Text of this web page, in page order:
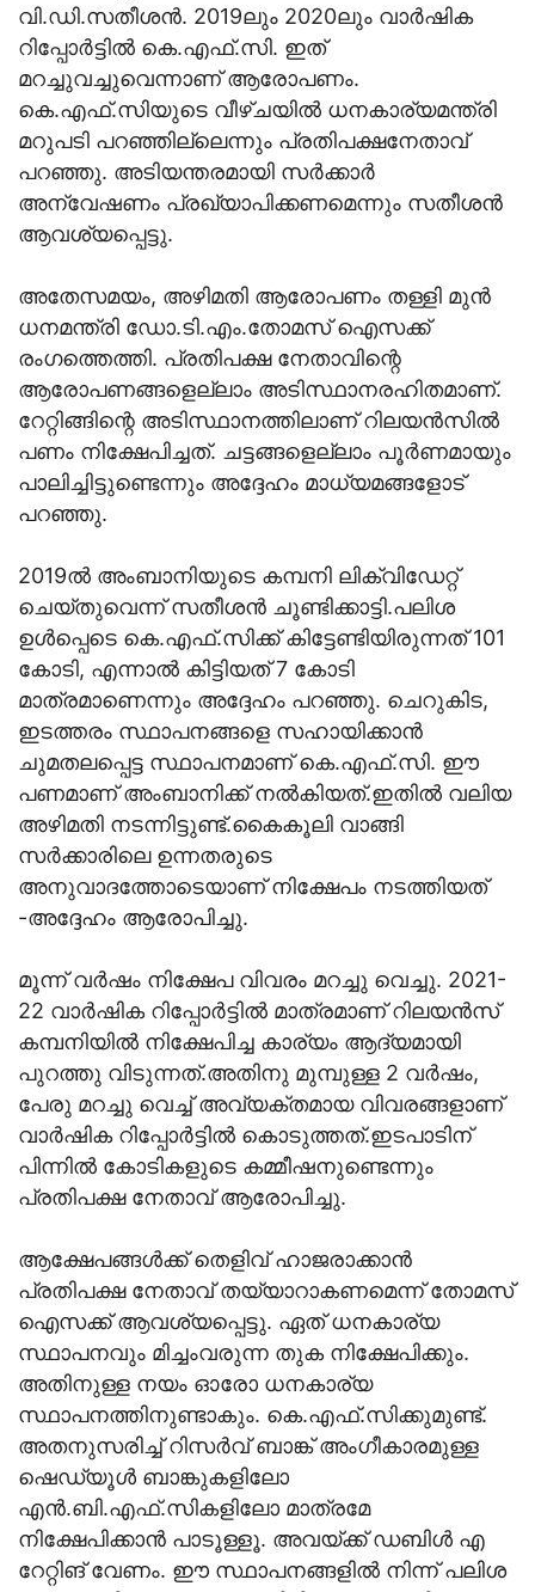
വി.ഡി.സതീശന്‍. 2019ലും 2020ലും വാര്‍ഷിക
റിപ്പോര്‍ട്ടില്‍ കെ.എഫ്.സി. ഇത്
മറച്ചുവച്ചുവെന്നാണ് ആരോപണം.
കെ.എഫ്.സിയുടെ വീഴ്ചയില്‍ ധനകാര്യമന്ത്രി
മറുപടി പറഞ്ഞില്ലെന്നും പ്രതിപക്ഷനേതാവ്
പറഞ്ഞു. അടിയന്തരമായി സര്‍ക്കാര്‍
അന്വേഷണം പ്രഖ്യാപിക്കണമെന്നും സതീശന്‍
ആവശ്യപ്പെട്ടു.
അതേസമയം, അഴിമതി ആരോപണം തള്ളി മുന്‍
ധനമന്ത്രി ഡോ.ടി.എം.തോമസ് ഐസക്ക്
രംഗത്തെത്തി. പ്രതിപക്ഷ നേതാവിന്റെ
ആരോപണങ്ങളെല്ലാം അടിസ്ഥാനരഹിതമാണ്.
റേറ്റിങ്ങിന്റെ അടിസ്ഥാനത്തിലാണ് റിലയൻസിൽ
പണം നിക്ഷേപിച്ചത്. ചട്ടങ്ങളെല്ലാം പൂർണമായും
പാലിച്ചിട്ടുണ്ടെന്നും അദ്ദേഹം മാധ്യമങ്ങളോട്
പറഞ്ഞു.
2019ൽ അംബാനിയുടെ കമ്പനി ലിക്വിഡേറ്റ്
ചെയ്തുവെന്ന് സതീശൻ ചൂണ്ടിക്കാട്ടി.പലിശ
ഉൾപ്പെടെ കെ.എഫ്.സിക്ക് കിട്ടേണ്ടിയിരുന്നത് 101
കോടി, എന്നാല്‍ കിട്ടിയത് 7 കോടി
മാത്രമാണെന്നും അദ്ദേഹം പറഞ്ഞു. ചെറുകിട,
ഇടത്തരം സ്ഥാപനങ്ങളെ സഹായിക്കാൻ
ചുമതലപ്പെട്ട സ്ഥാപനമാണ് കെ.എഫ്.സി. ഈ
പണമാണ് അംബാനിക്ക് നൽകിയത്.ഇതിൽ വലിയ
അഴിമതി നടന്നിട്ടുണ്ട്.കൈകൂലി വാങ്ങി
സർക്കാരിലെ ഉന്നതരുടെ
അനുവാദത്തോടെയാണ് നിക്ഷേപം നടത്തിയത്
-അദ്ദേഹം ആരോപിച്ചു.
മൂന്ന് വർഷം നിക്ഷേപ വിവരം മറച്ചു വെച്ചു. 2021-
22 വാർഷിക റിപ്പോർട്ടിൽ മാത്രമാണ് റിലയൻസ്
കമ്പനിയിൽ നിക്ഷേപിച്ച കാര്യം ആദ്യമായി
പുറത്തു വിടുന്നത്.അതിനു മുമ്പുള്ള 2 വർഷം,
പേരു മറച്ചു വെച്ച് അവ്യക്തമായ വിവരങ്ങളാണ്
വാർഷിക റിപ്പോർട്ടിൽ കൊടുത്തത്.ഇടപാടിന്
പിന്നിൽ കോടികളുടെ കമ്മീഷനുണ്ടെന്നും
പ്രതിപക്ഷ നേതാവ് ആരോപിച്ചു.
ആക്ഷേപങ്ങൾക്ക് തെളിവ് ഹാജരാക്കാൻ
പ്രതിപക്ഷ നേതാവ് തയ്യാറാകണമെന്ന് തോമസ്
ഐസക്ക് ആവശ്യപ്പെട്ടു. ഏത് ധനകാര്യ
സ്ഥാപനവും മിച്ചംവരുന്ന തുക നിക്ഷേപിക്കും.
അതിനുള്ള നയം ഓരോ ധനകാര്യ
സ്ഥാപനത്തിനുണ്ടാകും. കെ.എഫ്.സിക്കുമുണ്ട്.
അതനുസരിച്ച് റിസര്‍വ് ബാങ്ക് അംഗീകാരമുള്ള
ഷെഡ്യൂള്‍ ബാങ്കുകളിലോ
എൻ.ബി.എഫ്.സികളിലോ മാത്രമേ
നിക്ഷേപിക്കാന്‍ പാടൂള്ളൂ. അവയ്ക്ക് ഡബിള്‍ എ
റേറ്റിങ് വേണം. ഈ സ്ഥാപനങ്ങളില്‍ നിന്ന് പലിശ